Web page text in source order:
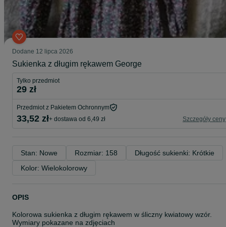
Dodane 12 lipca 2026
Sukienka z długim rękawem George
Tylko przedmiot
29 zł
Przedmiot z Pakietem Ochronnym
33,52 zł+ dostawa od 6,49 zł Szczegóły ceny
Stan: Nowe Rozmiar: 158
Długość sukienki: Krótkie
Kolor: Wielokolorowy
OPIS
Kolorowa sukienka z długim rękawem w śliczny kwiatowy wzór.
Wymiary pokazane na zdjęciach